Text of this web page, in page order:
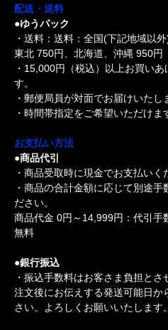
配送・送料
●ゆうパック
・送料：送料：全国(下記地域以
東北 750円、北海道、沖縄 950円
・15,000円（税込）以上お買い
す。
・郵便局員が対面でお届けいたし
・時間帯指定をご希望いただけま
お支払い方法
●商品代引
・商品受取時に現金でお支払いく
・商品の合計金額に応じて別途手
ださい。
商品代金 0円～14,999円：代引手
無料
●銀行振込
・振込手数料はお客さま負担と
注文後にお伝えする発送可能日
さい。よろしくお願いいたします。